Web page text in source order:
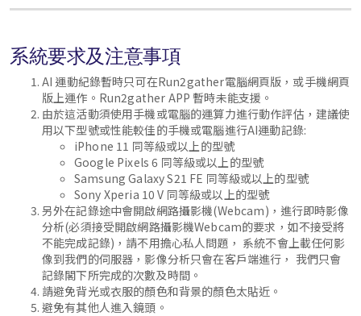
系統要求及注意事項
AI 運動紀錄暫時只可在Run2gather電腦網頁版，或手機網頁
版上運作。Run2gather APP 暫時未能支援。
由於這活動須使用手機或電腦的運算力進行動作評估，建議使
用以下型號或性能較佳的手機或電腦進行AI運動記錄:
iPhone 11 同等級或以上的型號
Google Pixels 6 同等級或以上的型號
Samsung Galaxy S21 FE 同等級或以上的型號
Sony Xperia 10 V 同等級或以上的型號
另外在記錄途中會開啟網路攝影機(Webcam)，進行即時影像
分析(必須接受開啟網路攝影機Webcam的要求 ，如不接受將
不能完成記錄)，請不用擔心私人問題， 系統不會上載任何影
像到我們的伺服器，影像分析只會在客戶端進行 ， 我們只會
記錄閣下所完成的次數及時間。
請避免背光或衣服的顏色和背景的顏色太貼近。
避免有其他人進入鏡頭。